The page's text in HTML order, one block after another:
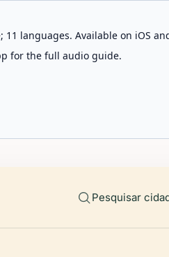
languages. Available on iOS
for the full audio guide.
Pesquisar